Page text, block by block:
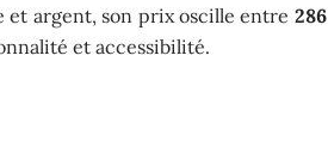
et argent, son prix oscille entre 286
et accessibilité.